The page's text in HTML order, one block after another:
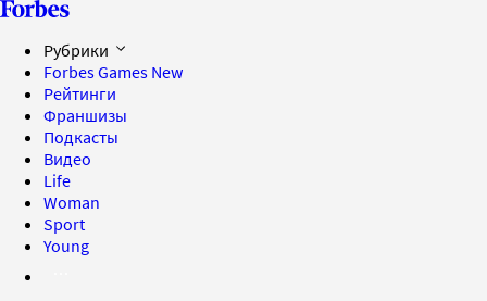
Рубрики
Forbes Games New
Рейтинги
Франшизы
Подкасты
Видео
Life
Woman
Sport
Young